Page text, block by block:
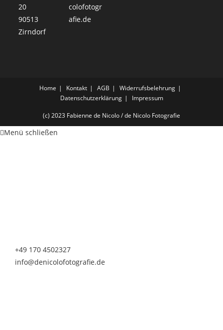
20
90513
Zirndorf
colofotogr
afie.de
Home Kontakt AGB
Widerrufsbelehrung
Datenschutzerklärung
Impressum
(c) 2023 Fabienne de Nicolo / de Nicolo Fotografie
Menü schließen
+49 170 4502327
info@denicolofotografie.de